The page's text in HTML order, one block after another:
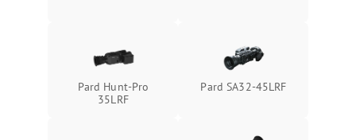
Поломка системы защиты
от перенапряжения
Подробнее →
Поломка системы защиты
Pard Hunt-Pro
35LRF
Pard SA32-45LRF